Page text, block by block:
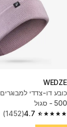
WEDZE
500 - סגול
4.7
4.7 out of 5 stars from 1452 reviews
(1452)